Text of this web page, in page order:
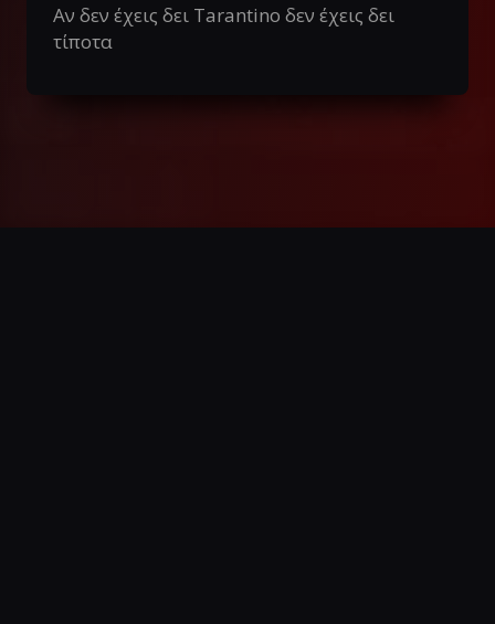
Αν δεν έχεις δει Tarantino δεν έχεις δει
τίποτα